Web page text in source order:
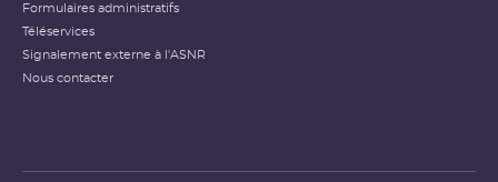
Formulaires administratifs
Téléservices
Signalement externe à l'ASNR
Nous contacter